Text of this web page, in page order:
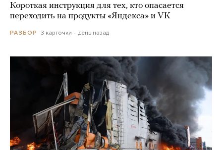
Короткая инструкция для тех, кто опасается
переходить на продукты «Яндекса» и VK
РАЗБОР 3 карточки день назад